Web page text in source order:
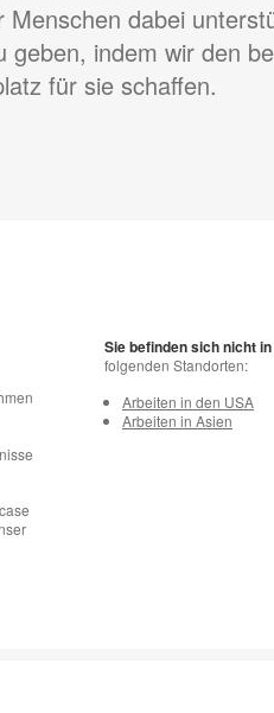
Menschen dabei
geben, indem wir den
für sie schaffen.
Sie befinden sich nicht
folgenden Standorten:
Arbeiten in den USA
Arbeiten in Asien